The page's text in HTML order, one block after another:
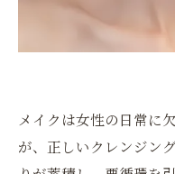
メイクは女性の日常に
が、正しいクレンジン